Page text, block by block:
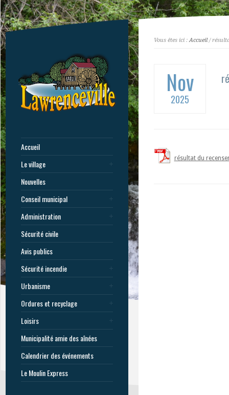
Accueil
Le village
Nouvelles
Conseil municipal
Administration
Sécurité civile
Avis publics
Sécurité incendie
Urbanisme
Ordures et recyclage
Loisirs
Municipalité amie des aînées
Calendrier des événements
Le Moulin Express
Vous êtes ici :Accueil/
Nov
2025
résultat du